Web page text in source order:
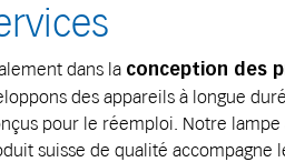
dans la conception des
des appareils à longue
pour le réemploi. Notre lampe
suisse de qualité accompagne